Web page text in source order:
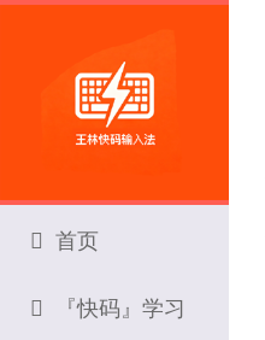
首页
『快码』学习